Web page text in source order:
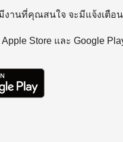
งานที่คุณสนใจ จะมีแจ้งเตื
Store และ Google